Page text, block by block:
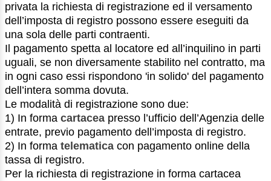
privata la richiesta di registrazione ed il versamento
dell’imposta di registro possono essere eseguiti da
una sola delle parti contraenti.
Il pagamento spetta al locatore ed all’inquilino in parti
uguali, se non diversamente stabilito nel contratto, ma
in ogni caso essi rispondono 'in solido' del pagamento
dell’intera somma dovuta.
Le modalità di registrazione sono due:
1) In forma cartacea presso l’ufficio dell’Agenzia delle
entrate, previo pagamento dell’imposta di registro.
2) In forma telematica con pagamento online della
tassa di registro.
Per la richiesta di registrazione in forma cartacea